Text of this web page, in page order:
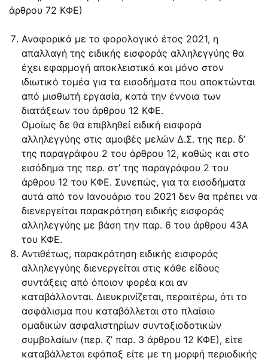
άρθρου 72 ΚΦΕ)
Αναφορικά με το φορολογικό έτος 2021, η
απαλλαγή της ειδικής εισφοράς αλληλεγγύης θα
έχει εφαρμογή αποκλειστικά και μόνο στον
ιδιωτικό τομέα για τα εισοδήματα που αποκτώνται
από μισθωτή εργασία, κατά την έννοια των
διατάξεων του άρθρου 12 ΚΦΕ.
Ομοίως δε θα επιβληθεί ειδική εισφορά
αλληλεγγύης στις αμοιβές μελών Δ.Σ. της περ. δ’
της παραγράφου 2 του άρθρου 12, καθώς και στο
εισόδημα της περ. στ’ της παραγράφου 2 του
άρθρου 12 του ΚΦΕ. Συνεπώς, για τα εισοδήματα
αυτά από τον Ιανουάριο του 2021 δεν θα πρέπει να
διενεργείται παρακράτηση ειδικής εισφοράς
αλληλεγγύης με βάση την παρ. 6 του άρθρου 43Α
του ΚΦΕ.
Αντιθέτως, παρακράτηση ειδικής εισφοράς
αλληλεγγύης διενεργείται στις κάθε είδους
συντάξεις από όποιον φορέα και αν
καταβάλλονται. Διευκρινίζεται, περαιτέρω, ότι το
ασφάλισμα που καταβάλλεται στο πλαίσιο
ομαδικών ασφαλιστηρίων συνταξιοδοτικών
συμβολαίων (περ. ζ’ παρ. 3 άρθρου 12 ΚΦΕ), είτε
καταβάλλεται εφάπαξ είτε με τη μορφή περιοδικής